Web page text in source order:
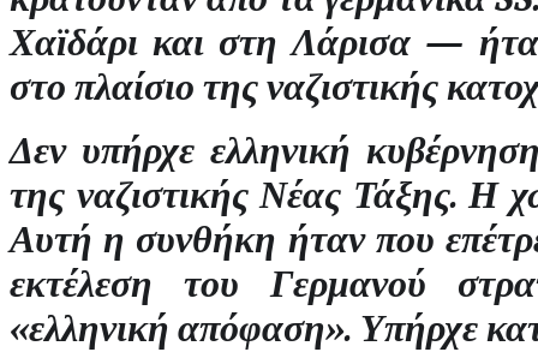
Χαϊδάρι και στη Λάρισα —
στο πλαίσιο της ναζιστικής
Δεν υπήρχε ελληνική
της ναζιστικής Νέας Τάξης. Η
Αυτή η συνθήκη ήταν που
εκτέλεση του Γερμανού
«ελληνική απόφαση». Υπήρχε